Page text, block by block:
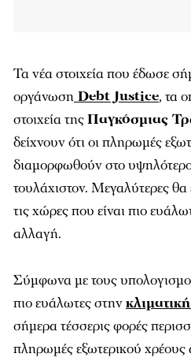
Τα νέα στοιχεία που έδωσε
οργάνωση Debt Justice, τα
στοιχεία τηςΠαγκόσμιας
δείχνουν ότι οι πληρωμές
διαμορφωθούν στο
τουλάχιστον. Μεγαλύτερες θα
τις χώρες που είναι πιο
αλλαγή.
Σύμφωνα με τους
πιο ευάλωτες στην
σήμερα τέσσερις φορές
πληρωμές εξωτερικού χρέους